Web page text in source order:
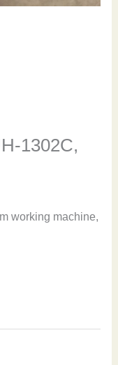
1302C,
working machine,